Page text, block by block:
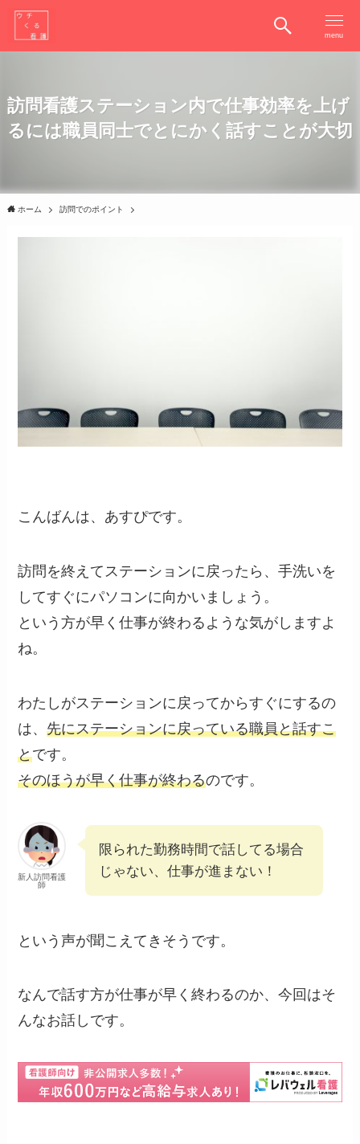
menu
訪問看護ステーション内で仕事効率を上げ
るには職員同士でとにかく話すことが大切
ホーム 訪問でのポイント
こんばんは、あすぴです。
訪問を終えてステーションに戻ったら、手洗いを
してすぐにパソコンに向かいましょう。
という方が早く仕事が終わるような気がしますよ
ね。
わたしがステーションに戻ってからすぐにするの
は、先にステーションに戻っている職員と話すこ
とです。
そのほうが早く仕事が終わるのです。
新人訪問看護
師
限られた勤務時間で話してる場合
じゃない、仕事が進まない！
という声が聞こえてきそうです。
なんで話す方が仕事が早く終わるのか、今回はそ
んなお話しです。